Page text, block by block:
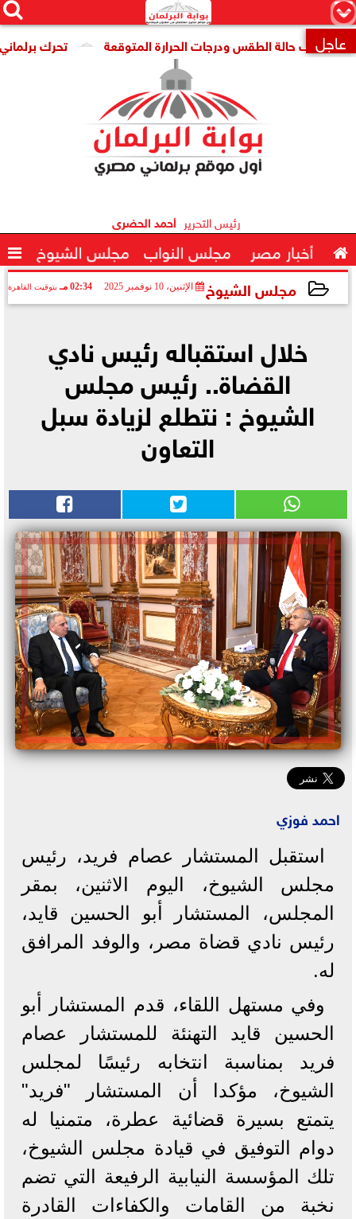
×


 عاجل تحرك برلماني تكشف حالة الطقس ودرجات الحرارة المتوقعة
رئيس التحرير أحمد الحضرى
 أخبار مصر مجلس النواب مجلس الشيوخ 
مجلس الشيوخ الإثنين، 10 نوفمبر 2025 02:34 مـ بتوقيت القاهرة
خلال استقباله رئيس نادي
القضاة.. رئيس مجلس
الشيوخ : نتطلع لزيادة سبل
التعاون
احمد فوزي
استقبل المستشار عصام فريد، رئيس
مجلس الشيوخ، اليوم الاثنين، بمقر
المجلس، المستشار أبو الحسين قايد،
رئيس نادي قضاة مصر، والوفد المرافق
له.
وفي مستهل اللقاء، قدم المستشار أبو
الحسين قايد التهنئة للمستشار عصام
فريد بمناسبة انتخابه رئيسًا لمجلس
الشيوخ، مؤكدا أن المستشار "فريد"
يتمتع بسيرة قضائية عطرة، متمنيا له
دوام التوفيق في قيادة مجلس الشيوخ،
تلك المؤسسة النيابية الرفيعة التي تضم
نخبة من القامات والكفاءات القادرة